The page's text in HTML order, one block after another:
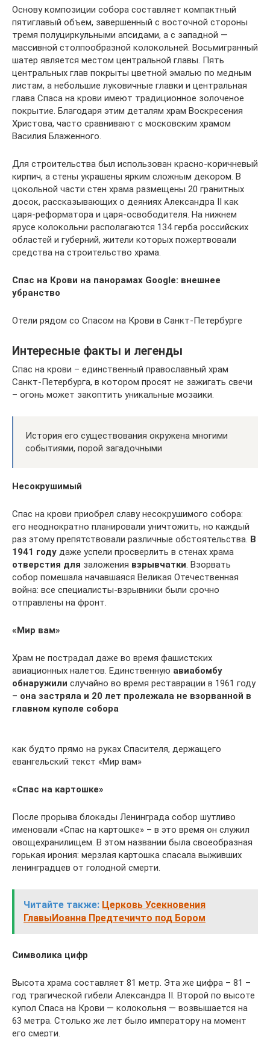
Основу композиции собора составляет компактный
пятиглавый объем, завершенный с восточной стороны
тремя полуциркульными апсидами, а с западной —
массивной столпообразной колокольней. Восьмигранный
шатер является местом центральной главы. Пять
центральных глав покрыты цветной эмалью по медным
листам, а небольшие луковичные главки и центральная
глава Спаса на крови имеют традиционное золоченое
покрытие. Благодаря этим деталям храм Воскресения
Христова, часто сравнивают с московским храмом
Василия Блаженного.
Для строительства был использован красно-коричневый
кирпич, а стены украшены ярким сложным декором. В
цокольной части стен храма размещены 20 гранитных
досок, рассказывающих о деяниях Александра II как
царя-реформатора и царя-освободителя. На нижнем
ярусе колокольни располагаются 134 герба российских
областей и губерний, жители которых пожертвовали
средства на строительство храма.
Спас на Крови на панорамах Google: внешнее
убранство
Отели рядом со Спасом на Крови в Санкт-Петербурге
Интересные факты и легенды
Спас на крови – единственный православный храм
Санкт-Петербурга, в котором просят не зажигать свечи
– огонь может закоптить уникальные мозаики.
История его существования окружена многими
событиями, порой загадочными
Несокрушимый
Спас на крови приобрел славу несокрушимого собора:
его неоднократно планировали уничтожить, но каждый
раз этому препятствовали различные обстоятельства. В
1941 году даже успели просверлить в стенах храма
отверстия для заложения взрывчатки. Взорвать
собор помешала начавшаяся Великая Отечественная
война: все специалисты-взрывники были срочно
отправлены на фронт.
«Мир вам»
Храм не пострадал даже во время фашистских
авиационных налетов. Единственную авиабомбу
обнаружили случайно во время реставрации в 1961 году
– она застряла и 20 лет пролежала не взорванной в
главном куполе собора
как будто прямо на руках Спасителя, держащего
евангельский текст «Мир вам»
«Спас на картошке»
После прорыва блокады Ленинграда собор шутливо
именовали «Спас на картошке» – в это время он служил
овощехранилищем. В этом названии была своеобразная
горькая ирония: мерзлая картошка спасала выживших
ленинградцев от голодной смерти.
Читайте также: Церковь Усекновения
ГлавыИоанна Предтечичто под Бором
Символика цифр
Высота храма составляет 81 метр. Эта же цифра – 81 –
год трагической гибели Александра II. Второй по высоте
купол Спаса на Крови — колокольня — возвышается на
63 метра. Столько же лет было императору на момент
его смерти.